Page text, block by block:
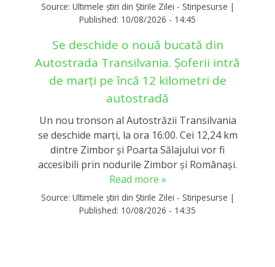
Source: Ultimele știri din Știrile Zilei - Stiripesurse |
Published: 10/08/2026 - 14:45
Se deschide o nouă bucată din
Autostrada Transilvania. Șoferii intră
de marți pe încă 12 kilometri de
autostradă
Un nou tronson al Autostrăzii Transilvania
se deschide marți, la ora 16:00. Cei 12,24 km
dintre Zimbor și Poarta Sălajului vor fi
accesibili prin nodurile Zimbor și Românași.
Read more »
Source: Ultimele știri din Știrile Zilei - Stiripesurse |
Published: 10/08/2026 - 14:35